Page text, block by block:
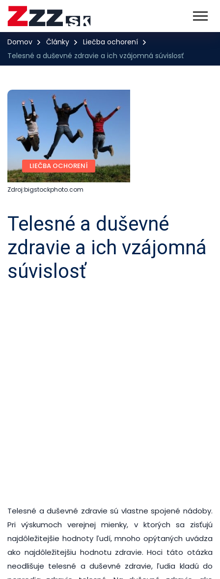
Domov Články
Liečba ochorení
Telesné a duševné zdravie a ich vzájomná súvislosť
LIEČBA OCHORENÍ
Zdroj:bigstockphoto.com
Telesné a duševné
zdravie a ich vzájomná
súvislosť
Telesné a duševné zdravie sú vlastne spojené nádoby.
Pri výskumoch verejnej mienky, v ktorých sa zisťujú
najdôležitejšie hodnoty ľudí, mnoho opýtaných uvádza
ako najdôležitejšiu hodnotu zdravie. Hoci táto otázka
neodlišuje telesné a duševné zdravie, ľudia kladú do